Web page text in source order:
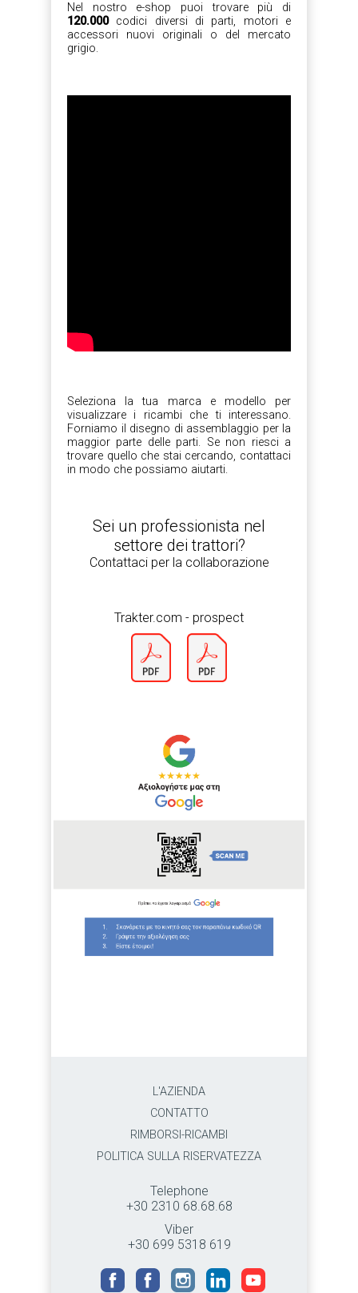
Nel nostro e-shop puoi trovare più di
120.000codici diversi di parti, motori e
accessori nuovi originali o del mercato
grigio.
Seleziona la tua marca e modello per
visualizzare i ricambi che ti interessano.
Forniamo il disegno di assemblaggio per la
maggior parte delle parti. Se non riesci a
trovare quello che stai cercando, contattaci
in modo che possiamo aiutarti.
Sei un professionista nel
settore dei trattori?
Contattaci per la collaborazione
Trakter.com - prospect
L'AZIENDA
CONTATTO
RIMBORSI-RICAMBI
POLITICA SULLA RISERVATEZZA
Telephone
+30 2310 68.68.68
Viber
+30 699 5318 619